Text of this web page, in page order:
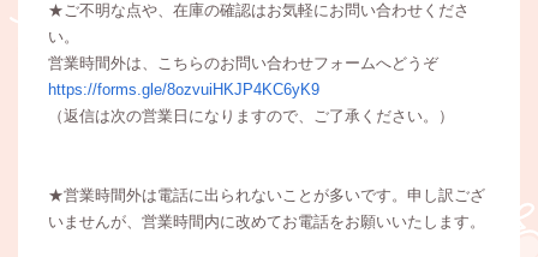
★ご不明な点や、在庫の確認はお気軽にお問い合わせくださ
い。
営業時間外は、こちらのお問い合わせフォームへどうぞ
https://forms.gle/8ozvuiHKJP4KC6yK9
（返信は次の営業日になりますので、ご了承ください。）
★営業時間外は電話に出られないことが多いです。申し訳ござ
いませんが、営業時間内に改めてお電話をお願いいたします。